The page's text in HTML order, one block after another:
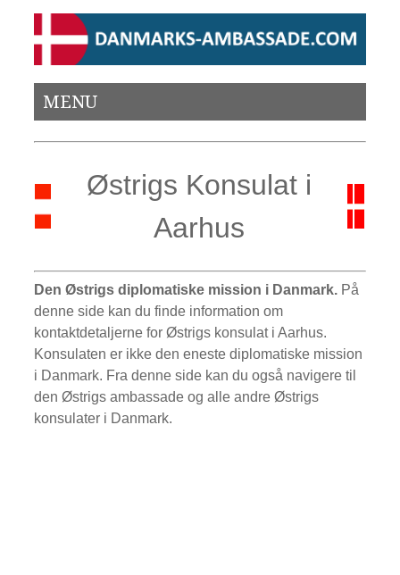
MENU
Østrigs Konsulat i
Aarhus
Den Østrigs diplomatiske mission i Danmark. På
denne side kan du finde information om
kontaktdetaljerne for Østrigs konsulat i Aarhus.
Konsulaten er ikke den eneste diplomatiske mission
i Danmark. Fra denne side kan du også navigere til
den Østrigs ambassade og alle andre Østrigs
konsulater i Danmark.